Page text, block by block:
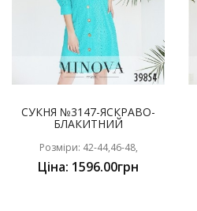
СУКНЯ №3147-ЯСКРАВО-
БЛАКИТНИЙ
Розміри: 42-44,46-48,
Ціна: 1596.00грн